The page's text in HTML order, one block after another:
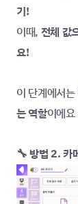
기!
이때, 전체 값
요!
이 단계에서는
는 역할이에
🔧 방법 2. 카